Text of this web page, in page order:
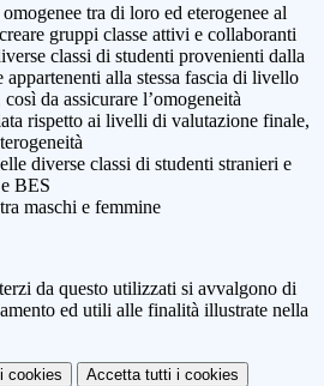
tra di loro ed eterogenee al
gruppi classe attivi e collaboranti
classi di studenti provenienti dalla
appartenenti alla stessa fascia di livello
da assicurare l’omogeneità
rispetto ai livelli di valutazione finale,
diverse classi di studenti stranieri e
BES
maschi e femmine
da questo utilizzati si avvalgono di
ed utili alle finalità illustrate nella
i cookies Accetta tutti i cookies